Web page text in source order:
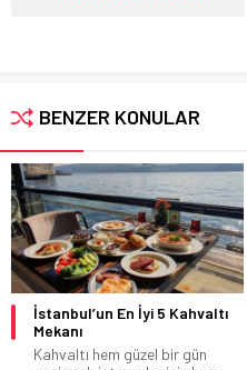
BENZER KONULAR
İstanbul’un En İyi 5 Kahvaltı
Mekanı
Kahvaltı hem güzel bir gün